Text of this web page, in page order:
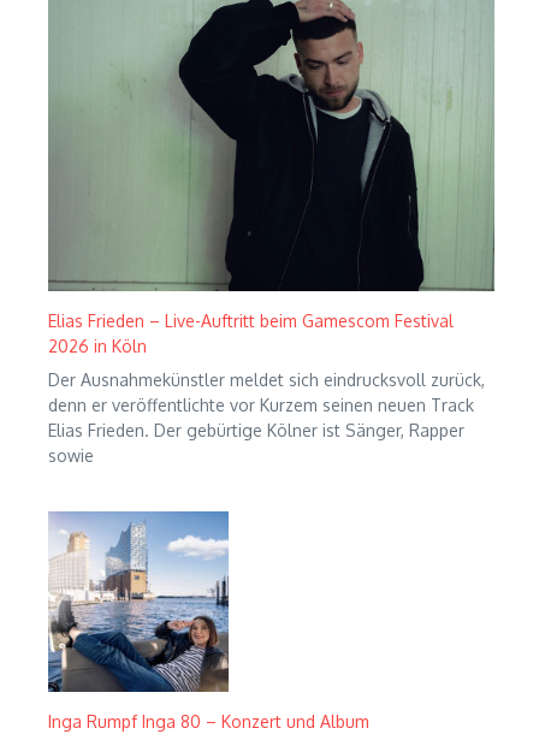
Elias Frieden – Live-Auftritt beim Gamescom Festival
2026 in Köln
Der Ausnahmekünstler meldet sich eindrucksvoll zurück,
denn er veröffentlichte vor Kurzem seinen neuen Track
Elias Frieden. Der gebürtige Kölner ist Sänger, Rapper
sowie
Inga Rumpf Inga 80 – Konzert und Album